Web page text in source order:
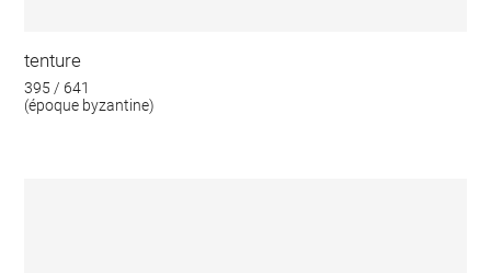
tenture
395 / 641
(époque byzantine)